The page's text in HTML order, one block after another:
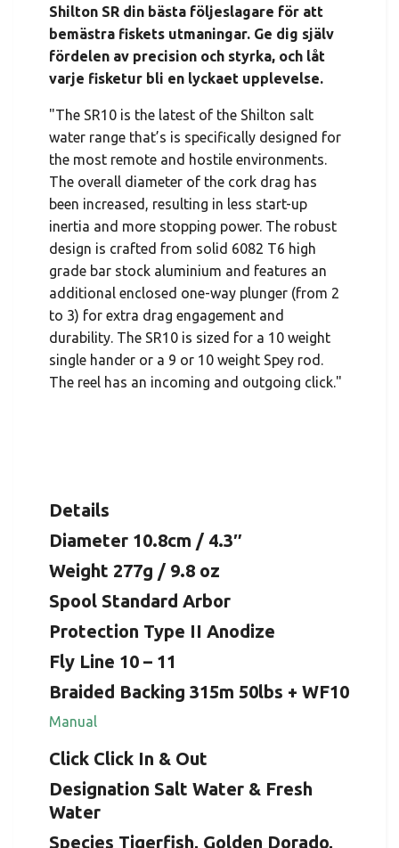
Shilton SR din bästa följeslagare för att
bemästra fiskets utmaningar. Ge dig själv
fördelen av precision och styrka, och låt
varje fisketur bli en lyckaet upplevelse.
"The SR10 is the latest of the Shilton salt
water range that’s is specifically designed for
the most remote and hostile environments.
The overall diameter of the cork drag has
been increased, resulting in less start-up
inertia and more stopping power. The robust
design is crafted from solid 6082 T6 high
grade bar stock aluminium and features an
additional enclosed one-way plunger (from 2
to 3) for extra drag engagement and
durability. The SR10 is sized for a 10 weight
single hander or a 9 or 10 weight Spey rod.
The reel has an incoming and outgoing click."
Details
Diameter 10.8cm / 4.3″
Weight 277g / 9.8 oz
Spool Standard Arbor
Protection Type II Anodize
Fly Line 10 – 11
Braided Backing 315m 50lbs + WF10
Manual
Click Click In & Out
Designation Salt Water & Fresh
Water
Species Tigerfish, Golden Dorado,